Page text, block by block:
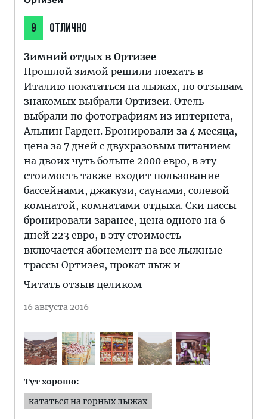
9 ОТЛИЧНО
Зимний отдых в Ортизее
Прошлой зимой решили поехать в
Италию покататься на лыжах, по отзывам
знакомых выбрали Ортизеи. Отель
выбрали по фотографиям из интернета,
Альпин Гарден. Бронировали за 4 месяца,
цена за 7 дней с двухразовым питанием
на двоих чуть больше 2000 евро, в эту
стоимость также входит пользование
бассейнами, джакузи, саунами, солевой
комнатой, комнатами отдыха. Ски пассы
бронировали заранее, цена одного на 6
дней 223 евро, в эту стоимость
включается абонемент на все лыжные
трассы Ортизея, прокат лыж и
Читать отзыв целиком
16 августа 2016
Тут хорошо:
кататься на горных лыжах